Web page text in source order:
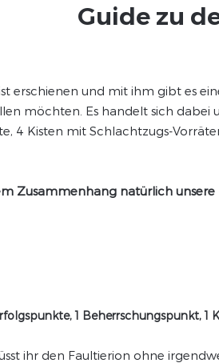
Guide zu
erschienen und mit ihm gibt es
möchten. Es handelt sich
4 Kisten mit Schlachtzugs-
Zusammenhang natürlich unsere
1 Beherrschungspunkt,
ihr den Faultierion ohne